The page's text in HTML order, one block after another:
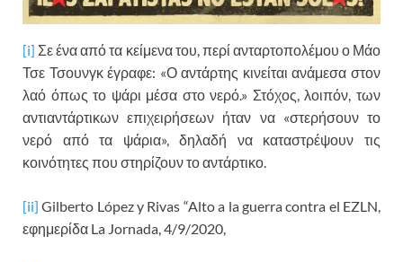
[i] Σε ένα από τα κείμενα του, περί ανταρτοπολέμου ο Μάο
Τσε Τσουνγκ έγραφε: «Ο αντάρτης κινείται ανάμεσα στον
λαό όπως το ψάρι μέσα στο νερό.» Στόχος, λοιπόν, των
αντιαντάρτικων επιχειρήσεων ήταν να «στερήσουν το
νερό από τα ψάρια», δηλαδή να καταστρέψουν τις
κοινότητες που στηρίζουν το αντάρτικο.
[ii] Gilberto López y Rivas “Alto a la guerra contra el EZLN,
εφημερίδα La Jornada, 4/9/2020,